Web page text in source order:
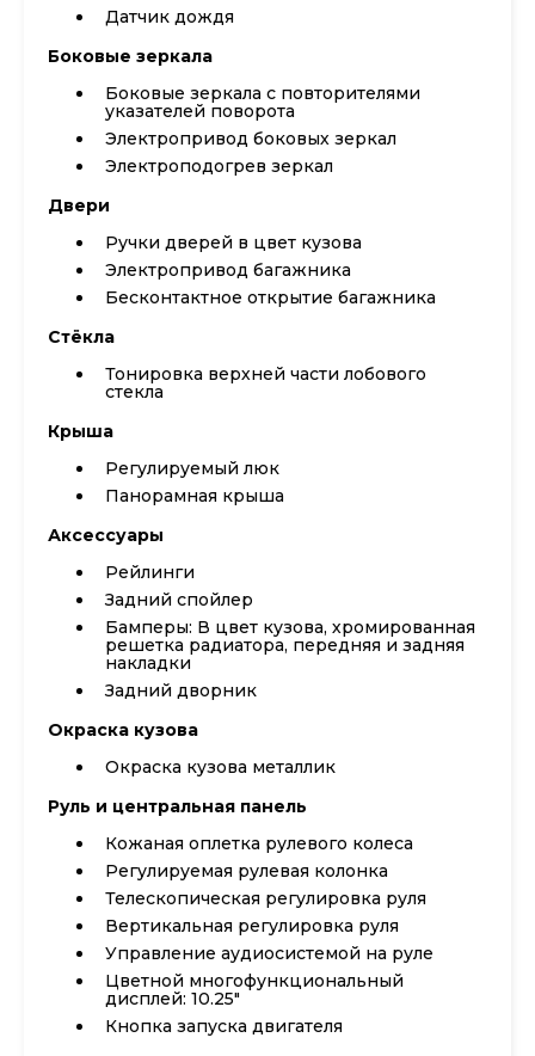
Датчик дождя
Боковые зеркала
Боковые зеркала с повторителями
указателей поворота
Электропривод боковых зеркал
Электроподогрев зеркал
Двери
Ручки дверей в цвет кузова
Электропривод багажника
Бесконтактное открытие багажника
Стёкла
Тонировка верхней части лобового
стекла
Крыша
Регулируемый люк
Панорамная крыша
Аксессуары
Рейлинги
Задний спойлер
Бамперы: В цвет кузова, хромированная
решетка радиатора, передняя и задняя
накладки
Задний дворник
Окраска кузова
Окраска кузова металлик
Руль и центральная панель
Кожаная оплетка рулевого колеса
Регулируемая рулевая колонка
Телескопическая регулировка руля
Вертикальная регулировка руля
Управление аудиосистемой на руле
Цветной многофункциональный
дисплей: 10.25"
Кнопка запуска двигателя